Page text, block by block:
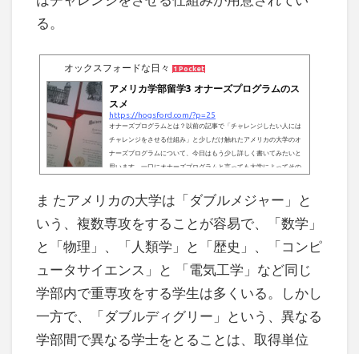
る。
オックスフォードな日々 1 Pocket
アメリカ学部留学3 オナーズプログラムのス
スメ
https://hogsford.com/?p=25
オナーズプログラムとは？以前の記事で「チャレンジしたい人には
チャレンジをさせる仕組み」と少しだけ触れたアメリカの大学のオ
ナーズプログラムについて、今日はもう少し詳しく書いてみたいと
思います。一口にオナーズプログラムと言っても大学によってその
主に比較的入試の容易な地方の州立大学等において、優秀な学生や
意欲の高い学生を正当に評価するためであると認識しています。
「アメリカ学部留学2 大学選び - 学費と大学ランキング」でも書い
ま たアメリカの大学は「ダブルメジャー」と
いう、複数専攻をすることが容易で、「数学」
と「物理」、「人類学」と「歴史」、「コンピ
ュータサイエンス」と 「電気工学」など同じ
学部内で重専攻をする学生は多くいる。しかし
一方で、「ダブルディグリー」という、異なる
学部間で異なる学士をとることは、取得単位